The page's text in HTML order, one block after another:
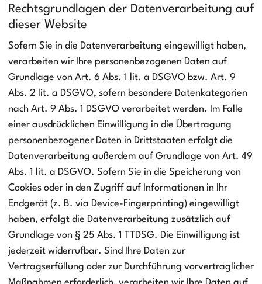
Rechtsgrundlagen der Datenverarbeitung auf
dieser Website
Sofern Sie in die Datenverarbeitung eingewilligt haben,
verarbeiten wir Ihre personenbezogenen Daten auf
Grundlage von Art. 6 Abs. 1 lit. a DSGVO bzw. Art. 9
Abs. 2 lit. a DSGVO, sofern besondere Datenkategorien
nach Art. 9 Abs. 1 DSGVO verarbeitet werden. Im Falle
einer ausdrücklichen Einwilligung in die Übertragung
personenbezogener Daten in Drittstaaten erfolgt die
Datenverarbeitung außerdem auf Grundlage von Art. 49
Abs. 1 lit. a DSGVO. Sofern Sie in die Speicherung von
Cookies oder in den Zugriff auf Informationen in Ihr
Endgerät (z. B. via Device-Fingerprinting) eingewilligt
haben, erfolgt die Datenverarbeitung zusätzlich auf
Grundlage von § 25 Abs. 1 TTDSG. Die Einwilligung ist
jederzeit widerrufbar. Sind Ihre Daten zur
Vertragserfüllung oder zur Durchführung vorvertraglicher